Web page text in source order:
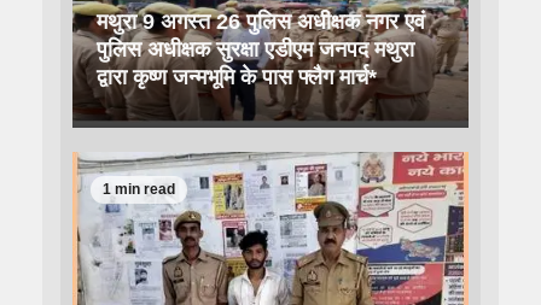
मथुरा 9 अगस्त 26 पुलिस अधीक्षक नगर एवं
पुलिस अधीक्षक सुरक्षा एडीएम जनपद मथुरा
द्वारा कृष्ण जन्मभूमि के पास फ्लैग मार्च*
1 min read